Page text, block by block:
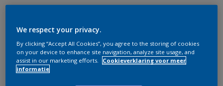
We respect your privacy.
By clicking “Accept All Cookies”, you agree to the storing of cookies
on your device to enhance site navigation, analyze site usage, and
assist in our marketing efforts.
Cookieverklaring voor meer
informatie